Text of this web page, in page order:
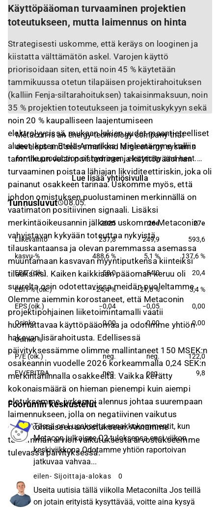
Käyttöpääoman turvaaminen projektien
toteutukseen, mutta laimennus on hinta
Strategisesti uskomme, että keräys on looginen ja
kiistatta välttämätön askel. Varojen käyttö
priorisoidaan siten, että noin 45 % käytetään
tammikuussa otetun tilapäisen projektirahoituksen
(kalliin Fenja-siltarahoituksen) takaisinmaksuun, noin
35 % projektien toteutukseen ja toimituskykyyn sekä
noin 20 % kaupalliseen laajentumiseen
elektrolyysissä, mukaan lukien uudet maantieteelliset
alueet, kuten Etelä-Amerikka. Mielestämme kalliin
tammikuun velan poistaminen ja käyttöpääoman
turvaaminen poistaa lähiajan likviditeettiriskin, joka oli
painanut osakkeen tarinaa. Uskomme myös, että
johdon omistuksen puolustaminen merkinnällä on
vaatimaton positiivinen signaali. Lisäksi
merkintäoikeusannin jälkeen uskomme Metaconin
vahvistavan kykyään toteuttaa nykyistä
tilauskantaansa ja olevan paremmassa asemassa
muuntamaan kasvavan myyntiputkensa kiinteiksi
tilauksiksi. Kaiken kaikkiaan pääoman keruu oli
suurelta osin odotettavissa meidän puoleltamme.
Olemme aiemmin korostaneet, että Metaconin
projektipohjainen liiketoimintamalli vaatii
huomattavaa käyttöpääomaa ja odotimme yhtiön
hakevan lisärahoitusta. Edellisessä
päivityksessämme olimme mallintaneet 150 MSEK:n
osakeannin vuodelle 2026 korkeammalla 0,24 SEK:n
merkintähinnalla osakkeelta. Vaikka kerätty
kokonaismäärä on hieman pienempi kuin aiempi
oletuksemme, jyrkempi alennus johtaa suurempaan
laimennukseen, jolla on negatiivinen vaikutus
osakekohtaiseen arvostukseen. Annamme
tarkemman arvion vaikutuksesta arvostukseemme
tulevassa päivityksessä.
Metacon is an energy technology company that
develops and sells small and large energy systems
for the production of hydrogen, electricity and heat.
The company's offering includes electrolysis,
reforming and combined energy systems, with
customers in industry, transport and real estate.
Metacon operates internationally. The company was
founded in 2011 and is headquartered in Örebro.
Lue lisää yhtiösivulla
Tunnusluvut 08.05.
2025 26e 27e
2025 26e 27e
Liikevaihto 237,8 249,9 593,6
kasvu-% 488,6 % 5,1 % 137,6 %
EBIT (oik.) −58,0 −54,0 20,4
EBIT-% (oik.) −24,4 % −21,6 % 3,4 %
EPS (oik.) −0,04 −0,05 0,00
Osinko 0,00 0,00 0,00
Osinko %
P/E (oik.) neg. neg. 122,0
EV/EBITDA neg. neg. 9,8
Foorumin keskustelut
Tässä on Lucakselta ennakkokommentit, kun
Metacon julkaisee Q2-tuloksensa ensi viikon
keskiviikkona Odotamme yhtiön raportoivan
jatkuvaa vahvaa...
eilen- Sijoittaja-alokas 0
Useita uutisia tällä viikolla Metaconilta Jos teillä
on jotain erityistä kysyttävää, voitte aina kysyä